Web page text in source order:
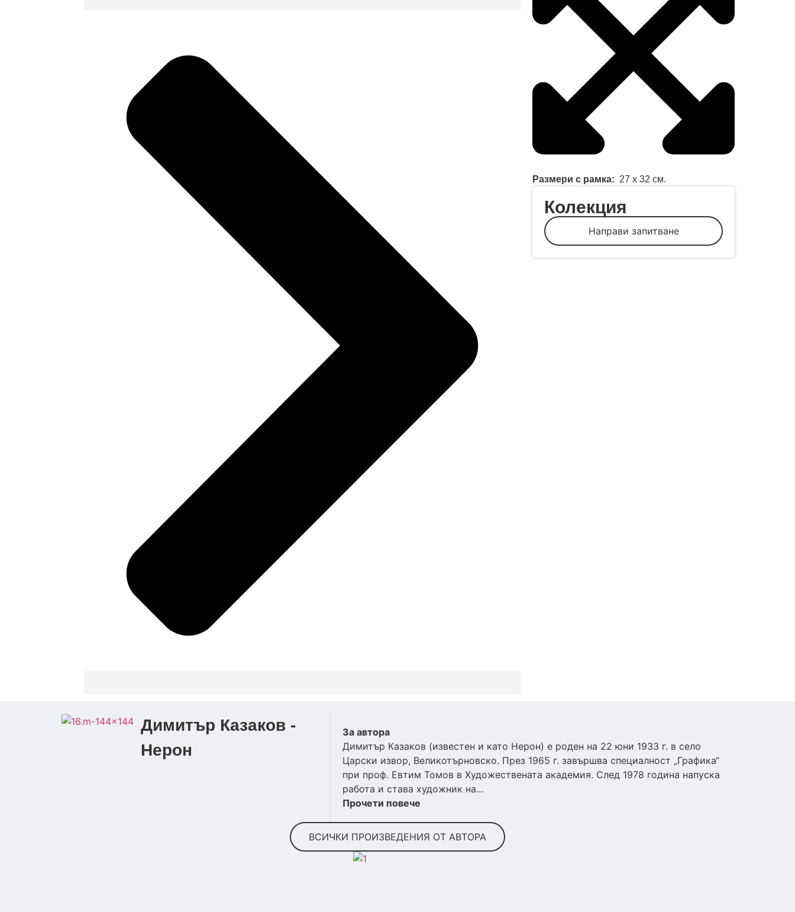
Размери с рамка: 27 x 32 см.
Колекция
Направи запитване
Димитър Казаков -
Нерон
За автора
Димитър Казаков (известен и като Нерон) е роден на 22 юни 1933 г. в село
Царски извор, Великотърновско. През 1965 г. завършва специалност „Графика“
при проф. Евтим Томов в Художествената академия. След 1978 година напуска
работа и става художник на...
Прочети повече
ВСИЧКИ ПРОИЗВЕДЕНИЯ ОТ АВТОРА